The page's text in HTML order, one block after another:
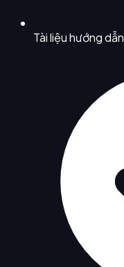
Tài liệu hướng dẫn